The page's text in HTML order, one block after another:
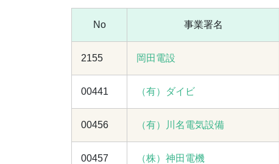
No 事業署名
2155 岡田電設
00441 （有）ダイビ
00456 （有）川名電気設備
00457 （株）神田電機